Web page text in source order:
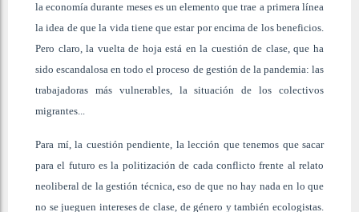
la economía durante meses es un elemento que trae a primera línea
la idea de que la vida tiene que estar por encima de los beneficios.
Pero claro, la vuelta de hoja está en la cuestión de clase, que ha
sido escandalosa en todo el proceso de gestión de la pandemia: las
trabajadoras más vulnerables, la situación de los colectivos
migrantes...
Para mí, la cuestión pendiente, la lección que tenemos que sacar
para el futuro es la politización de cada conflicto frente al relato
neoliberal de la gestión técnica, eso de que no hay nada en lo que
no se jueguen intereses de clase, de género y también ecologistas.